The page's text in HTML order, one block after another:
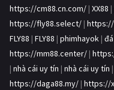
https://cm88.cn.com/ | XX88 |
https://fly88.select/ |
FLY88 | FLY88 | phimhayok |
https://mm88.center/ |
| nhà cái uy tín | nhà cái uy tín |
https://daga88.my/ | https://